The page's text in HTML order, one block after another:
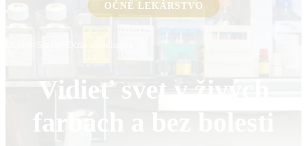
OČNÉ LEKÁRSTVO
Vidieť svet v živých
farbách a bez bolesti